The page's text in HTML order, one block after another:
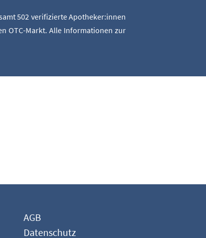
502 veri­fi­zier­te Apotheker:innen
OTC-Markt. Alle Infor­ma­tio­nen zur
AGB
Daten­schutz